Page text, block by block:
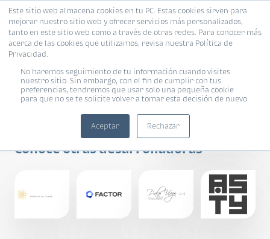
Este sitio web almacena cookies en tu PC. Estas cookies sirven para
mejorar nuestro sitio web y ofrecer servicios más personalizados,
tanto en este sitio web como a través de otras redes. Para conocer más
acerca de las cookies que utilizamos, revisa nuestra Política de
Privacidad.
No haremos seguimiento de tu información cuando visites
nuestro sitio. Sin embargo, con el fin de cumplir con tus
preferencias, tendremos que usar solo una pequeña cookie
para que no se te solicite volver a tomar esta decisión de nuevo.
Aceptar Rechazar
Arte inmobiliario
Conoce otras desarrolladoras